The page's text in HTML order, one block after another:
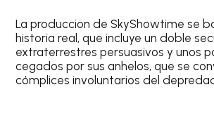
La produccion de SkyShowtime se
historia real, que incluye un doble
extraterrestres persuasivos y unos
cegados por sus anhelos, que se
cómplices involuntarios del